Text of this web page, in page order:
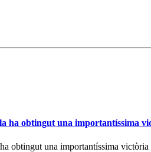
ha obtingut una importantíssima
obtingut una importantíssima